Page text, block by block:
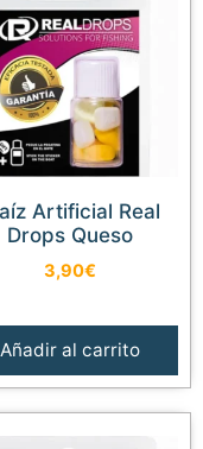
Drops Queso
3,90€
Añadir al carrito